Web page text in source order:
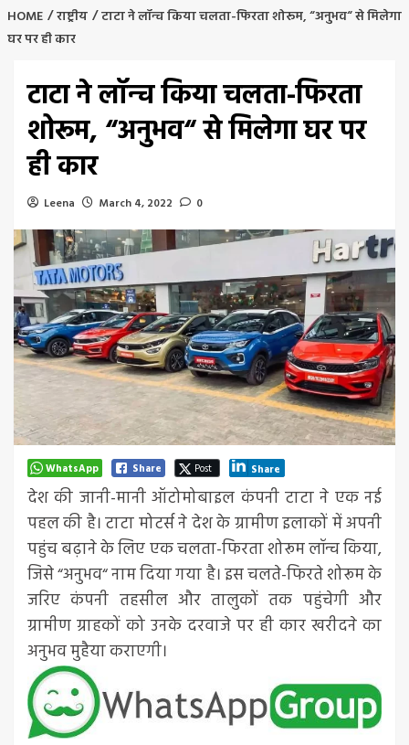
HOME राष्ट्रीय
टाटा ने लॉन्च किया चलता-फिरता शोरूम, “अनुभव“ से मिलेगा
घर पर ही कार
टाटा ने लॉन्च किया चलता-फिरता
शोरूम, “अनुभव“ से मिलेगा घर पर
ही कार
Leena March 4, 2022 0
WhatsApp Share Post Share
देश की जानी-मानी ऑटोमोबाइल कंपनी टाटा ने एक नई
पहल की है। टाटा मोटर्स ने देश के ग्रामीण इलाकों में अपनी
पहुंच बढ़ाने के लिए एक चलता-फिरता शोरूम लॉन्च किया,
जिसे “अनुभव“ नाम दिया गया है। इस चलते-फिरते शोरूम के
जरिए कंपनी तहसील और तालुकों तक पहुंचेगी और
ग्रामीण ग्राहकों को उनके दरवाजे पर ही कार खरीदने का
अनुभव मुहैया कराएगी।